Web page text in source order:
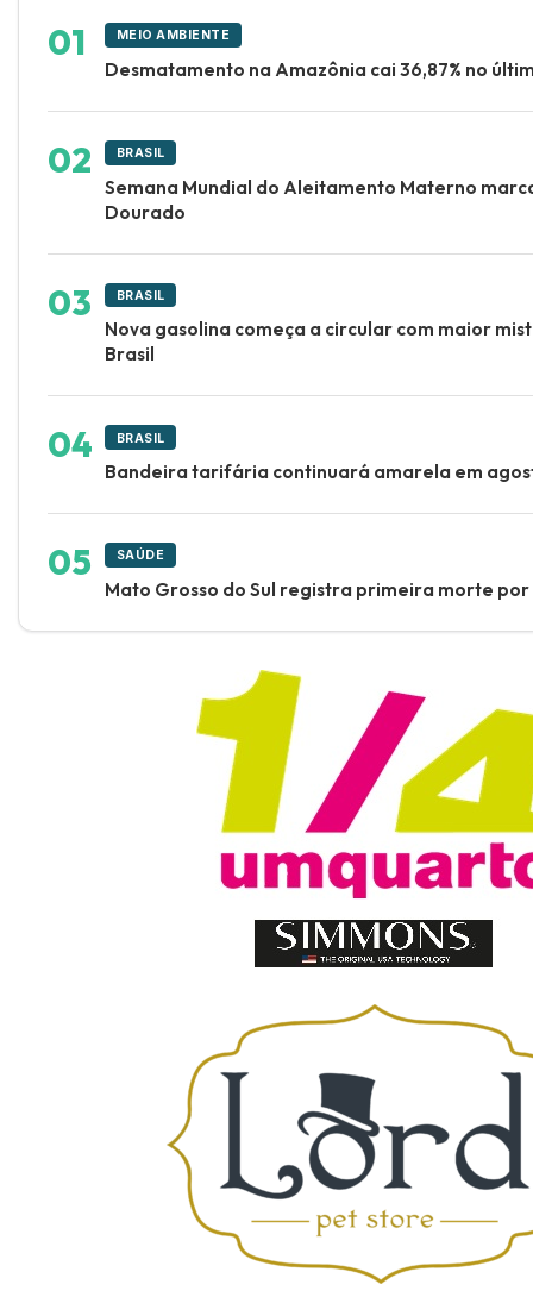
MEIO AMBIENTE
Desmatamento na Amazônia cai 36,87% no
BRASIL
Semana Mundial do Aleitamento Materno
Dourado
BRASIL
Nova gasolina começa a circular com maior
Brasil
BRASIL
Bandeira tarifária continuará amarela em
SAÚDE
Mato Grosso do Sul registra primeira morte